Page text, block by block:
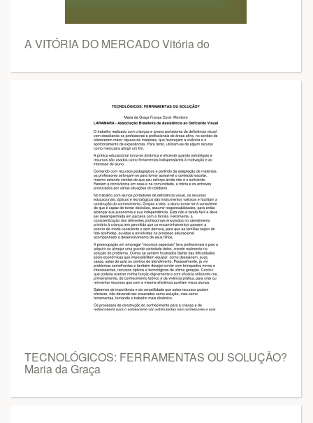
A VITÓRIA DO MERCADO Vitória do
TECNOLÓGICOS: FERRAMENTAS OU SOLUÇÃO?
Maria da Graça